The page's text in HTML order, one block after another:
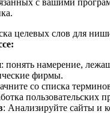
с вашими
целевых слов для
понять намерение,
фирмы.
со списка
: Анализируйте сайты и